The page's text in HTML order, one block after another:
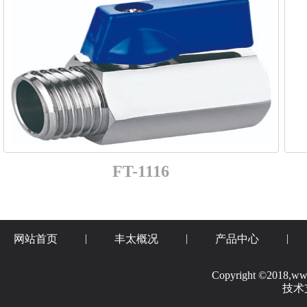
FT-1116
网站首页 | 丰太概况 | 产品中心 |
Copyright
技术